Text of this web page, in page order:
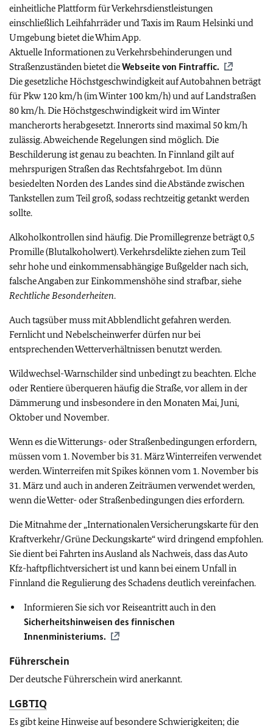
einheitliche Plattform für Verkehrsdienstleistungen
einschließlich Leihfahrräder und Taxis im Raum Helsinki und
Umgebung bietet die Whim App.
Aktuelle Informationen zu Verkehrsbehinderungen und
Straßenzuständen bietet dieWebseite von Fintraffic.
Die gesetzliche Höchstgeschwindigkeit auf Autobahnen beträgt
für Pkw 120 km/h (im Winter 100 km/h) und auf Landstraßen
80 km/h. Die Höchstgeschwindigkeit wird im Winter
mancherorts herabgesetzt. Innerorts sind maximal 50 km/h
zulässig. Abweichende Regelungen sind möglich. Die
Beschilderung ist genau zu beachten. In Finnland gilt auf
mehrspurigen Straßen das Rechtsfahrgebot. Im dünn
besiedelten Norden des Landes sind die Abstände zwischen
Tankstellen zum Teil groß, sodass rechtzeitig getankt werden
sollte.
Alkoholkontrollen sind häufig. Die Promillegrenze beträgt 0,5
Promille (Blutalkoholwert). Verkehrsdelikte ziehen zum Teil
sehr hohe und einkommensabhängige Bußgelder nach sich,
falsche Angaben zur Einkommenshöhe sind strafbar, siehe
Rechtliche Besonderheiten.
Auch tagsüber muss mit Abblendlicht gefahren werden.
Fernlicht und Nebelscheinwerfer dürfen nur bei
entsprechenden Wetterverhältnissen benutzt werden.
Wildwechsel-Warnschilder sind unbedingt zu beachten. Elche
oder Rentiere überqueren häufig die Straße, vor allem in der
Dämmerung und insbesondere in den Monaten Mai, Juni,
Oktober und November.
Wenn es die Witterungs- oder Straßenbedingungen erfordern,
müssen vom 1. November bis 31. März Winterreifen verwendet
werden. Winterreifen mit Spikes können vom 1. November bis
31. März und auch in anderen Zeiträumen verwendet werden,
wenn die Wetter- oder Straßenbedingungen dies erfordern.
Die Mitnahme der „Internationalen Versicherungskarte für den
Kraftverkehr/Grüne Deckungskarte“ wird dringend empfohlen.
Sie dient bei Fahrten ins Ausland als Nachweis, dass das Auto
Kfz-haftpflichtversichert ist und kann bei einem Unfall in
Finnland die Regulierung des Schadens deutlich vereinfachen.
Informieren Sie sich vor Reiseantritt auch in den
Sicherheitshinweisen des finnischen
Innenministeriums.
Führerschein
Der deutsche Führerschein wird anerkannt.
LGBTIQ
Es gibt keine Hinweise auf besondere Schwierigkeiten; die